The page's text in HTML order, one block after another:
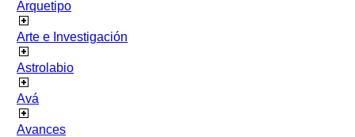
Arquetipo
Arte e Investigación
Astrolabio
Avá
Avances